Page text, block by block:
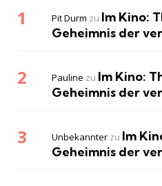
Pit Durm zu Im Kino:
Geheimnis der
Pauline zu Im Kino:
Geheimnis der
Unbekannter zu Im
Geheimnis der